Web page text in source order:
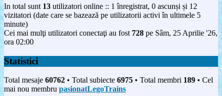
In total sunt 13 utilizatori online :: 1 înregistrat, 0 ascunși și 12
vizitatori (date care se bazează pe utilizatorii activi în ultimele 5
minute)
Cei mai mulţi utilizatori conectaţi au fost 728 pe Sâm, 25 Aprilie '26,
ora 02:00
Statistici
Total mesaje 60762 • Total subiecte 6975 • Total membri 189 • Cel
mai nou membru pasionatLegoTrains